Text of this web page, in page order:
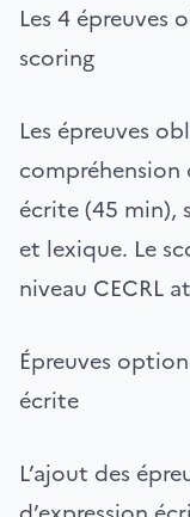
Les 4 épreuves
scoring
Les épreuves
compréhension
écrite (45 min),
et lexique. Le
niveau CECRL
Épreuves
écrite
L’ajout des